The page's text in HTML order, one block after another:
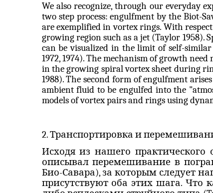
We also recognize, through our everyday
two stepprocess: engulfment by theBiot-
are exemplified in vortex rings. With
growing region such as a jet (Taylor
can be visualized in the limit of self-similar
1972, 1974). The mechanism of growth
in the growing spiral vortex sheet during
1988). The second form of engulfment
ambient fluid to be engulfed into the
models of vortex pairs and rings using
2. Транспортировка и
Исходя из нашего
описывал перемешивание в
Био-Савара), за которым следует
присутствуют оба этих шага. Что